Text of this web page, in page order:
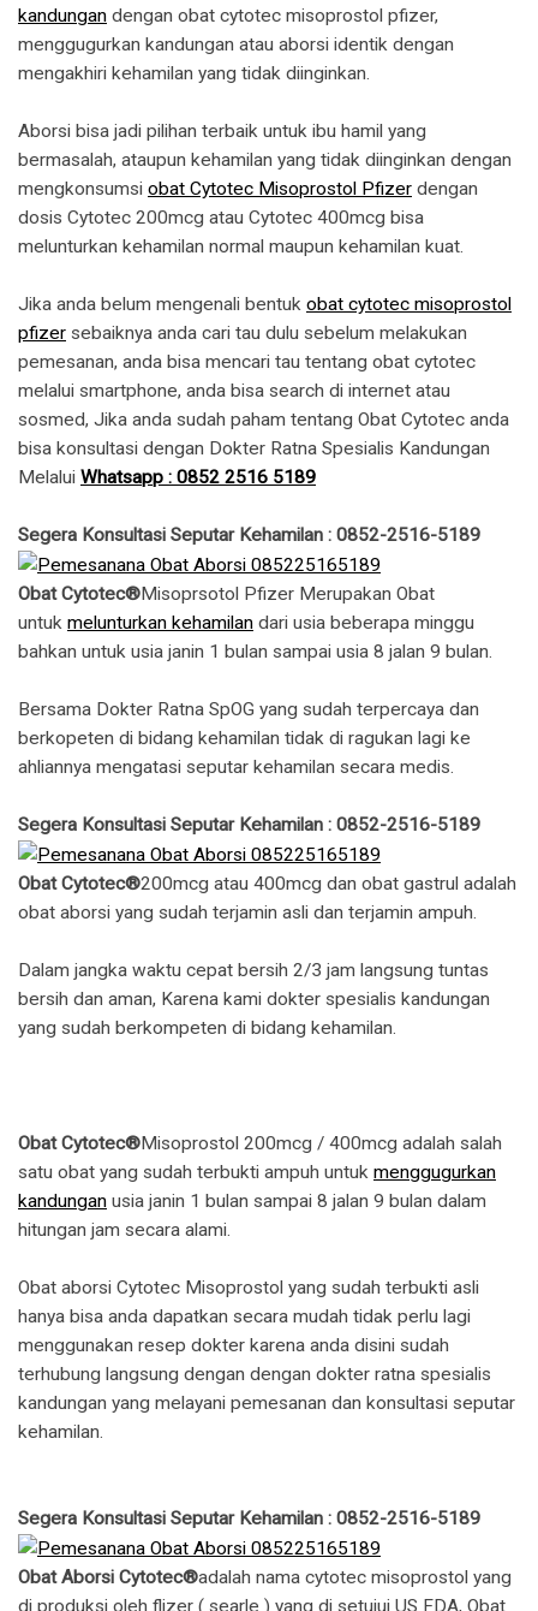
kandungan dengan obat cytotec misoprostol pfizer,
menggugurkan kandungan atau aborsi identik dengan
mengakhiri kehamilan yang tidak diinginkan.
Aborsi bisa jadi pilihan terbaik untuk ibu hamil yang
bermasalah, ataupun kehamilan yang tidak diinginkan dengan
mengkonsumsi obat Cytotec Misoprostol Pfizer dengan
dosis Cytotec 200mcg atau Cytotec 400mcg bisa
melunturkan kehamilan normal maupun kehamilan kuat.
Jika anda belum mengenali bentuk obat cytotec misoprostol
pfizer sebaiknya anda cari tau dulu sebelum melakukan
pemesanan, anda bisa mencari tau tentang obat cytotec
melalui smartphone, anda bisa search di internet atau
sosmed, Jika anda sudah paham tentang Obat Cytotec anda
bisa konsultasi dengan Dokter Ratna Spesialis Kandungan
Melalui Whatsapp : 0852 2516 5189
Segera Konsultasi Seputar Kehamilan : 0852-2516-5189
Obat Cytotec®Misoprsotol Pfizer Merupakan Obat
untuk melunturkan kehamilan dari usia beberapa minggu
bahkan untuk usia janin 1 bulan sampai usia 8 jalan 9 bulan.
Bersama Dokter Ratna SpOG yang sudah terpercaya dan
berkopeten di bidang kehamilan tidak di ragukan lagi ke
ahliannya mengatasi seputar kehamilan secara medis.
Segera Konsultasi Seputar Kehamilan : 0852-2516-5189
Obat Cytotec®200mcg atau 400mcg dan obat gastrul adalah
obat aborsi yang sudah terjamin asli dan terjamin ampuh.
Dalam jangka waktu cepat bersih 2/3 jam langsung tuntas
bersih dan aman, Karena kami dokter spesialis kandungan
yang sudah berkompeten di bidang kehamilan.
Obat Cytotec®Misoprostol 200mcg / 400mcg adalah salah
satu obat yang sudah terbukti ampuh untuk menggugurkan
kandungan usia janin 1 bulan sampai 8 jalan 9 bulan dalam
hitungan jam secara alami.
Obat aborsi Cytotec Misoprostol yang sudah terbukti asli
hanya bisa anda dapatkan secara mudah tidak perlu lagi
menggunakan resep dokter karena anda disini sudah
terhubung langsung dengan dengan dokter ratna spesialis
kandungan yang melayani pemesanan dan konsultasi seputar
kehamilan.
Segera Konsultasi Seputar Kehamilan : 0852-2516-5189
Obat Aborsi Cytotec®adalah nama cytotec misoprostol yang
di produksi oleh flizer ( searle ) yang di setujui US FDA, Obat